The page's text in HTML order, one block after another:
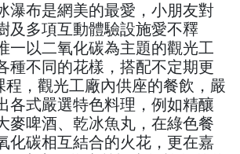
瀑布是網美的最愛，小朋友對
及多項互動體驗設施愛不釋
一以二氧化碳為主題的觀光工
種不同的花樣，搭配不定期更
程，觀光工廠內供座的餐飲，嚴
各式嚴選特色料理，例如精釀
麥啤酒、乾冰魚丸，在綠色餐
化碳相互結合的火花，更在嘉